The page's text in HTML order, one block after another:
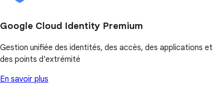
Google Cloud Identity Premium
Gestion unifiée des identités, des accès, des applications et
des points d'extrémité
En savoir plus